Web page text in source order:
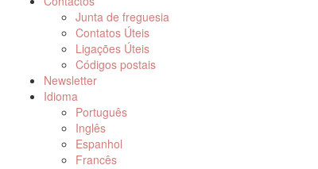
Junta de freguesia
Contatos Úteis
Ligações Úteis
Códigos postais
Newsletter
Idioma
Português
Inglês
Espanhol
Francês